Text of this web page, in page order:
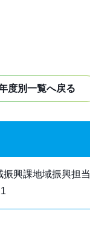
度別一覧へ戻る
興課地域振興担当